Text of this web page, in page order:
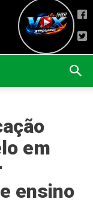
em
ensino